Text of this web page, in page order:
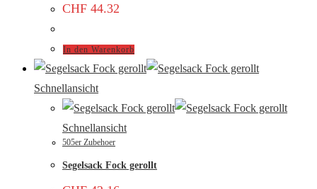
CHF 44.32
In den Warenkorb
Schnellansicht
Schnellansicht
505er Zubehoer
Segelsack Fock gerollt